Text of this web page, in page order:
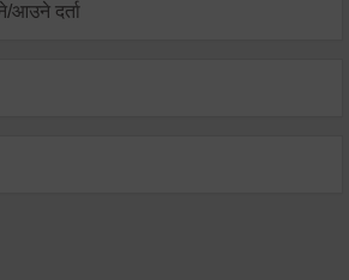
आउने दर्ता